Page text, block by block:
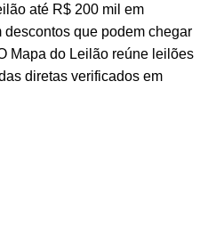
até R$ 200 mil em
que podem chegar
Mapa do Leilão reúne leilões
diretas verificados em